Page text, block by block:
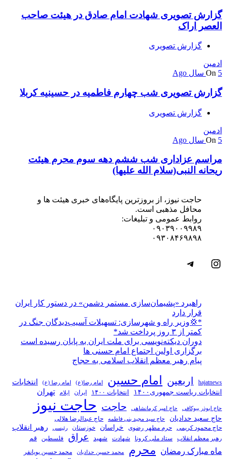
گزارش تصویری شهادت امام صادق در هیئت صاحب
العصر اراک
گزارش تصویری
ادمین
On 5 سال Ago
گزارش تصویری شب چهارم فاطمیه در حسینیه کربلا
گزارش تصویری
ادمین
On 5 سال Ago
مراسم عزاداری شب‌ ششم دهه‌ سوم‌ محرم هیئت
ریحانه النبی(سلام الله علیها)
حاجت نیوز، از بروزترین پایگاه‌های خبری هیئت ها و
محافل مذهبی است.
روابط عمومی و تبلیغات:
۰۹۰۳۹۰۰۹۹۸۹
۰۹۳۰۸۴۶۹۸۹۸
اینستاگرم
تلگرام
راهبرد «پشیمان‌سازی مستمر دشمن» در دستور کار ایران
قرار دارد
*💢وزیر راه و شهرسازی: تسهیلات آسیب‌دیدگان جنگ در
کمتر از ۳ روز پرداخت شد*
دوران دیکته‌نویسی برای ملت ایران به پایان رسیده است
برگزاری اولین اجتماع امام حسنی ها
پیام رهبر معظم انقلاب اسلامی به حجاج
hajatnews اربعین امام حسین امام رضا(ع) امام رضا (ع) انتخابات
انتخابات ریاست جمهوری۱۴۰۰ انتخابات ۱۴۰۰ ایران ایلام تهران
حاج ابوذر بیوکافی حاج امیر کرمانشاهی حاجت حاجت نیوز
حاج سعید حدادیان حاج سید مجید بنی فاطمه
حاج عبدالرضا هلالی
حاج محمود کریمی
حرم مطهر رضوی خراسان خوزستان رئیسی رهبر انقلاب
رهبر معظم انقلاب ستاد ملی کرونا شهادت شهید عراق فلسطین قم
ماه مبارک رمضان محرم محمد حسین حدادیان محمد حسین پویانفر